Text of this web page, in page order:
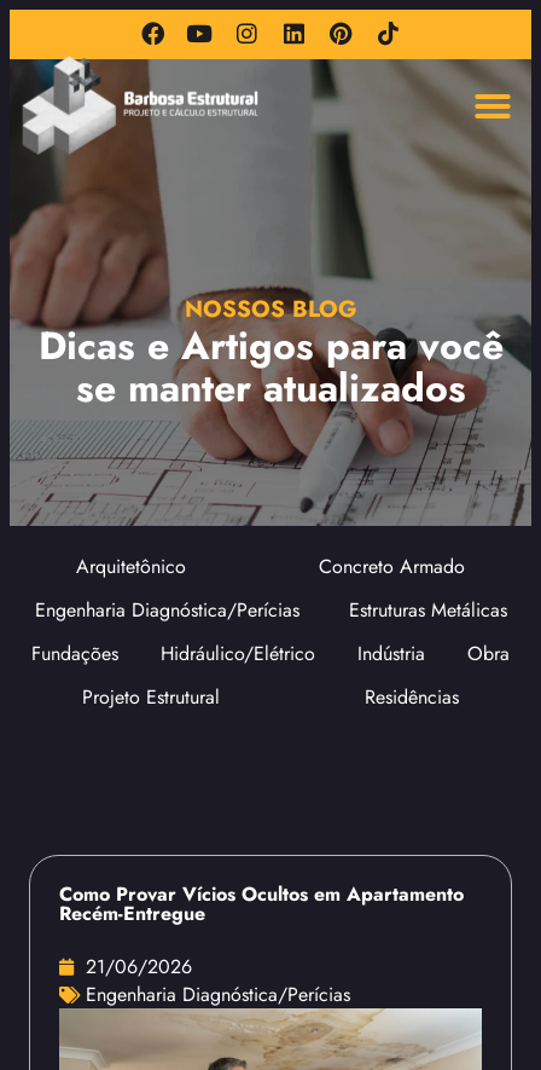
NOSSOS BLOG
Dicas e Artigos para você
se manter atualizados
Arquitetônico
Concreto Armado
Engenharia Diagnóstica/Perícias
Estruturas Metálicas
Fundações
Hidráulico/Elétrico Indústria
Obra
Projeto Estrutural
Residências
Como Provar Vícios Ocultos em Apartamento
Recém-Entregue
21/06/2026
Engenharia Diagnóstica/Perícias